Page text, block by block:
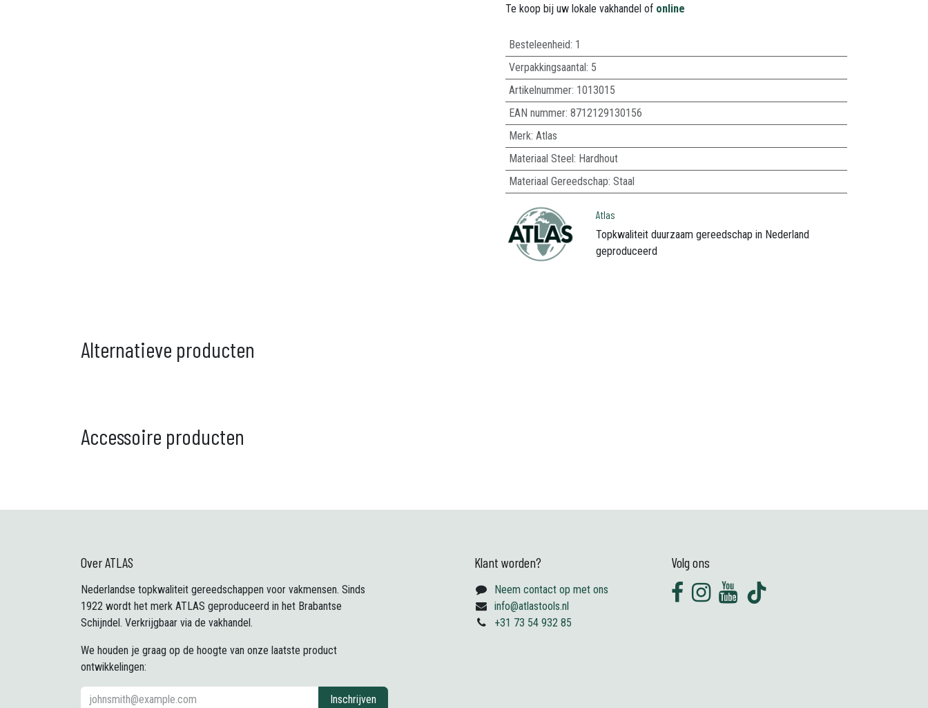
Te koop bij uw lokale vakhandel of online
Besteleenheid: 1
Verpakkingsaantal: 5
Artikelnummer: 1013015
EAN nummer: 8712129130156
Merk: Atlas
Materiaal Steel: Hardhout
Materiaal Gereedschap: Staal
Atlas
Topkwaliteit duurzaam gereedschap in Nederland
geproduceerd
Alternatieve producten
Accessoire producten
Over ATLAS
Nederlandse topkwaliteit gereedschappen voor vakmensen. Sinds
1922 wordt het merk ATLAS geproduceerd in het Brabantse
Schijndel. Verkrijgbaar via de vakhandel.
We houden je graag op de hoogte van onze laatste product
ontwikkelingen:
Inschrijven
Klant worden?
Neem contact op met ons
info@atlastools.nl
+31 73 54 932 85
Volg ons